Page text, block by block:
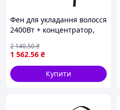
Документація
Фен для укладання волосся
2400Вт + концентратор,
для волосся з холодним
обдуванням / Фен для
сушіння
1 562.56 ₴
2 140.50₴
Купити